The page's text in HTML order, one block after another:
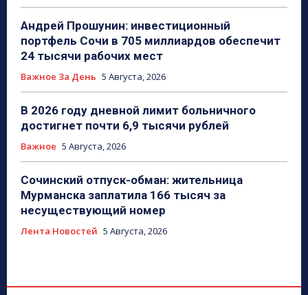
Андрей Прошунин: инвестиционный
портфель Сочи в 705 миллиардов обеспечит
24 тысячи рабочих мест
Важное За День 5 Августа, 2026
В 2026 году дневной лимит больничного
достигнет почти 6,9 тысячи рублей
Важное 5 Августа, 2026
Сочинский отпуск-обман: жительница
Мурманска заплатила 166 тысяч за
несуществующий номер
Лента Новостей 5 Августа, 2026